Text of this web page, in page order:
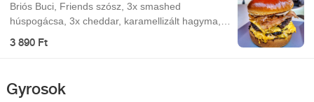
Briós Buci, Friends szósz, 3x smashed
húspogácsa, 3x cheddar, karamellizált hagyma,
3 890 Ft
Gyrosok